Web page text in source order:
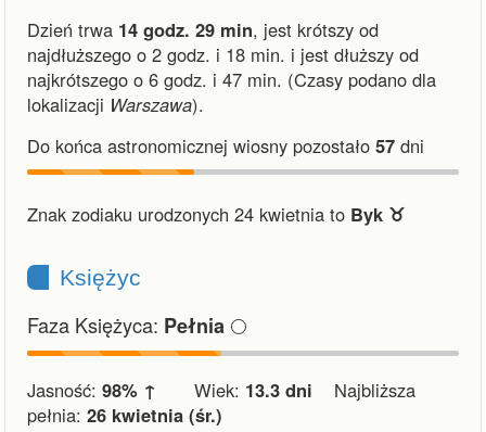
Dzień trwa 14 godz. 29 min, jest krótszy od
najdłuższego o 2 godz. i 18 min. i jest dłuższy od
najkrótszego o 6 godz. i 47 min. (Czasy podano dla
lokalizacji Warszawa).
Do końca astronomicznej wiosny pozostało 57 dni
Znak zodiaku urodzonych 24 kwietnia to Byk ♉︎
Księżyc
Faza Księżyca: Pełnia 🌕
Jasność: 98% ↑ Wiek: 13.3 dni Najbliższa
pełnia: 26 kwietnia (śr.)